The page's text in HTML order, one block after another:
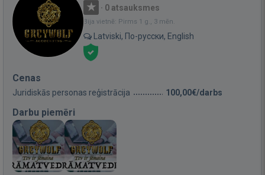
· 0 atsauksmes
Bija vietnē: Pirms 1 g., 3 mēn.
Latviski, По-русски, English
Cenas
Juridiskās personas reģistrācija 100,00€/darbs
Darbu piemēri